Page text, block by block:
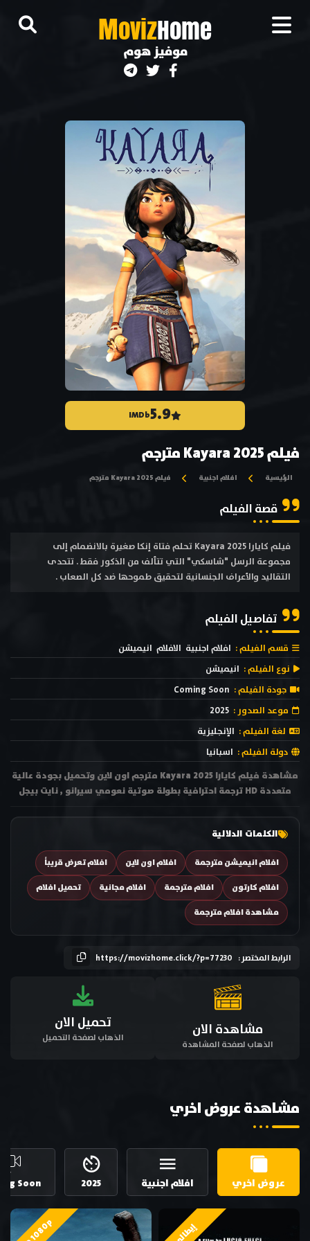
MovizHome
موفيز هوم
5.9
IMDb
فيلم Kayara 2025 مترجم
الرئيسية افلام اجنبية فيلم Kayara 2025 مترجم
قصة الفيلم
فيلم كايارا Kayara 2025 تحلم فتاة إنكا صغيرة بالانضمام إلى
مجموعة الرسل "شاسكي" التي تتألف من الذكور فقط . تتحدى
التقاليد والأعراف الجنسانية لتحقيق طموحها ضد كل الصعاب .
تفاصيل الفيلم
قسم الفيلم : افلام اجنبية الافلام انيميشن
نوع الفيلم : انيميشن
جودة الفيلم : Coming Soon
موعد الصدور : 2025
لغة الفيلم : الإنجليزية
دولة الفيلم : اسبانيا
مشاهدة فيلم كايارا Kayara 2025 مترجم اون لاين وتحميل بجودة عالية
متعددة HD ترجمة احترافية بطولة صوتية نعومي سيرانو , نايت بيجل
الكلمات الدلالية
افلام انيميشن مترجمة افلام اون لاين
افلام تعرض قريباً
افلام كارتون
افلام مترجمة افلام مجانية
تحميل افلام
مشاهدة افلام مترجمة
الرابط المختصر : https://movizhome.click/?p=77230
مشاهدة الان
الذهاب لصفحة المشاهدة
تحميل الان
الذهاب لصفحة التحميل
مشاهدة عروض اخري
عروض اخري افلام اجنبية 2025
Soon
إيطالي